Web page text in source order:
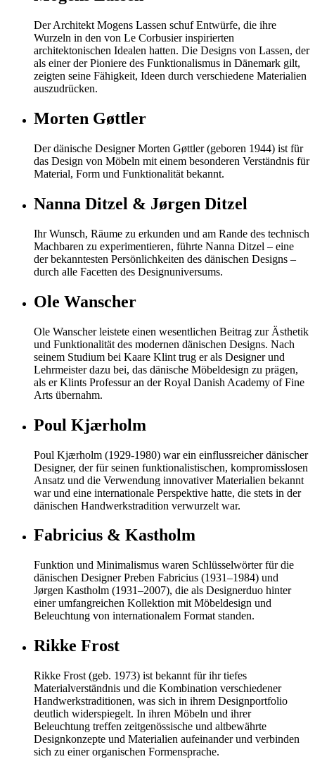
Der Architekt Mogens Lassen schuf Entwürfe, die ihre
Wurzeln in den von Le Corbusier inspirierten
architektonischen Idealen hatten. Die Designs von Lassen, der
als einer der Pioniere des Funktionalismus in Dänemark gilt,
zeigten seine Fähigkeit, Ideen durch verschiedene Materialien
auszudrücken.
Morten Gøttler
Der dänische Designer Morten Gøttler (geboren 1944) ist für
das Design von Möbeln mit einem besonderen Verständnis für
Material, Form und Funktionalität bekannt.
Nanna Ditzel & Jørgen Ditzel
Ihr Wunsch, Räume zu erkunden und am Rande des technisch
Machbaren zu experimentieren, führte Nanna Ditzel – eine
der bekanntesten Persönlichkeiten des dänischen Designs –
durch alle Facetten des Designuniversums.
Ole Wanscher
Ole Wanscher leistete einen wesentlichen Beitrag zur Ästhetik
und Funktionalität des modernen dänischen Designs. Nach
seinem Studium bei Kaare Klint trug er als Designer und
Lehrmeister dazu bei, das dänische Möbeldesign zu prägen,
als er Klints Professur an der Royal Danish Academy of Fine
Arts übernahm.
Poul Kjærholm
Poul Kjærholm (1929-1980) war ein einflussreicher dänischer
Designer, der für seinen funktionalistischen, kompromisslosen
Ansatz und die Verwendung innovativer Materialien bekannt
war und eine internationale Perspektive hatte, die stets in der
dänischen Handwerkstradition verwurzelt war.
Fabricius & Kastholm
Funktion und Minimalismus waren Schlüsselwörter für die
dänischen Designer Preben Fabricius (1931–1984) und
Jørgen Kastholm (1931–2007), die als Designerduo hinter
einer umfangreichen Kollektion mit Möbeldesign und
Beleuchtung von internationalem Format standen.
Rikke Frost
Rikke Frost (geb. 1973) ist bekannt für ihr tiefes
Materialverständnis und die Kombination verschiedener
Handwerkstraditionen, was sich in ihrem Designportfolio
deutlich widerspiegelt. In ihren Möbeln und ihrer
Beleuchtung treffen zeitgenössische und altbewährte
Designkonzepte und Materialien aufeinander und verbinden
sich zu einer organischen Formensprache.